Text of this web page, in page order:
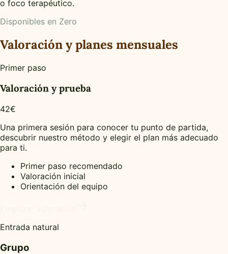
o foco terapéutico.
Disponibles en Zero
Valoración y planes mensuales
Primer paso
Valoración y prueba
42€
Una primera sesión para conocer tu punto de partida,
descubrir nuestro método y elegir el plan más adecuado
para ti.
Primer paso recomendado
Valoración inicial
Orientación del equipo
Entrada natural
Grupo